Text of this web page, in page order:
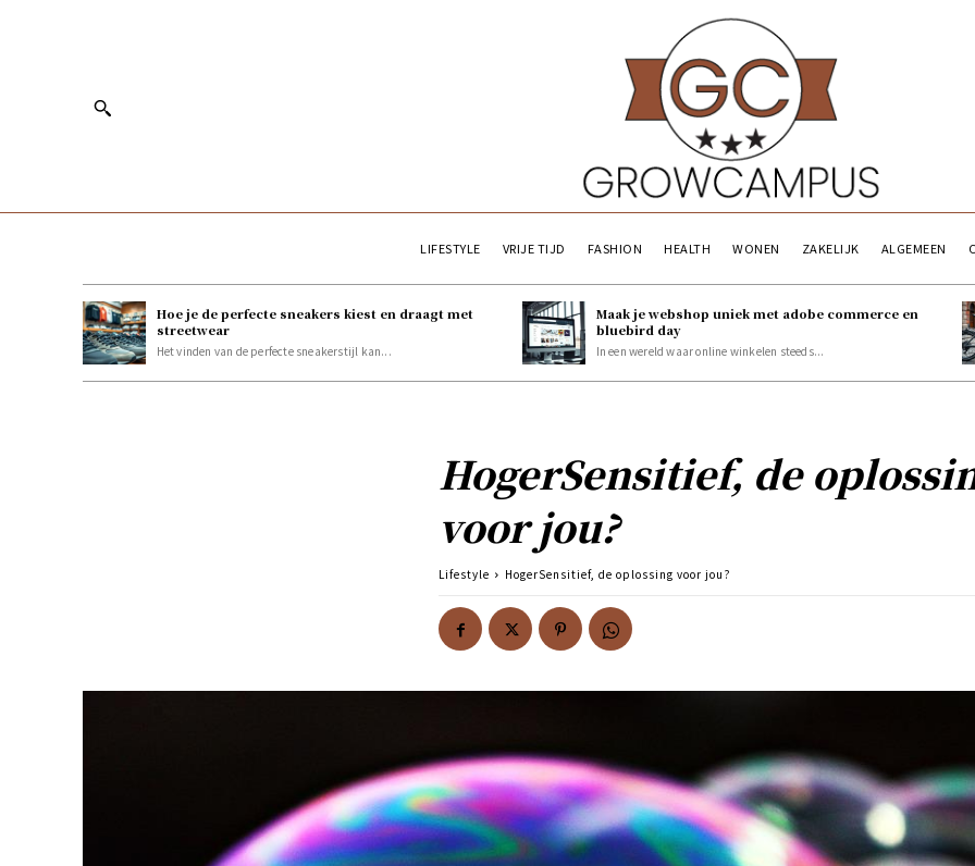
LIFESTYLE VRIJE TIJD FASHION HEALTH WONEN ZAKELIJK ALGEMEEN
Hoe je de perfecte sneakers kiest en draagt met
streetwear
Het vinden van de perfecte sneakerstijl kan...
Maak je webshop uniek met adobe commerce en
bluebird day
In een wereld waar online winkelen steeds...
HogerSensitief, de
voor jou?
Lifestyle HogerSensitief, de oplossing voor jou?